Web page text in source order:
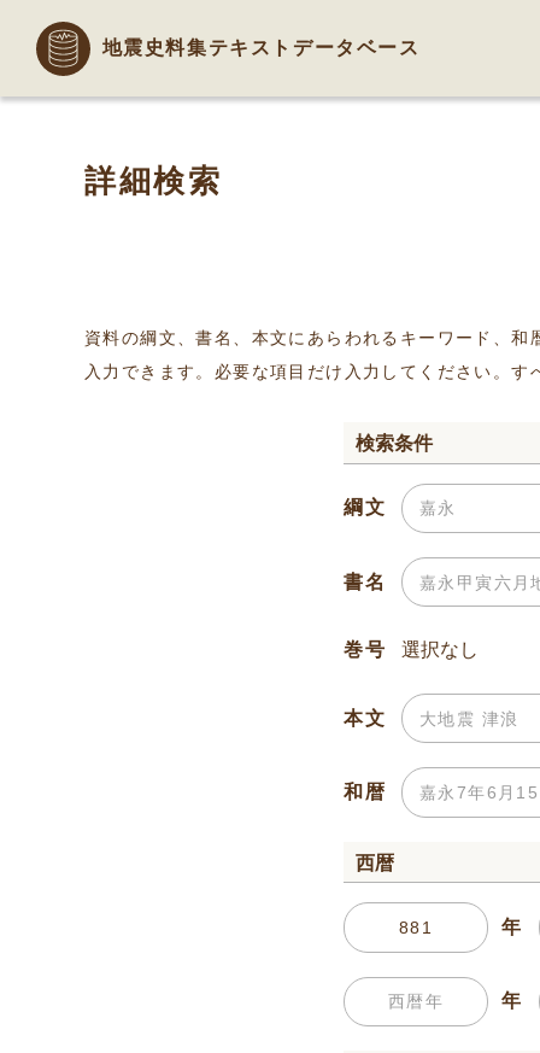
地震史料集テキストデータベース
詳細検索
資料の綱文、書名、本文にあらわれるキーワード、
入力できます。必要な項目だけ入力してください。
検索条件
綱文
書名
巻号
本文
和暦
西暦
年
年